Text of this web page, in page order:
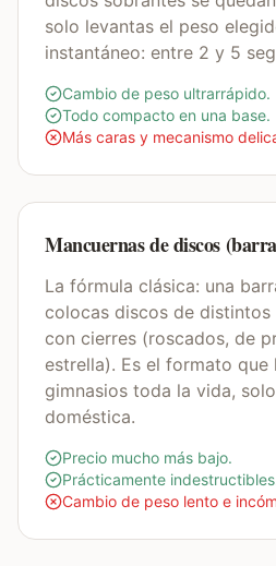
solo levantas el peso
instantáneo: entre 2 y 5
Cambio de peso ultrarrápido.
Todo compacto en una base.
Más caras y mecanismo
Mancuernas de discos
La fórmula clásica: una
colocas discos de
con cierres (roscados, de
estrella). Es el formato que
gimnasios toda la vida,
doméstica.
Precio mucho más bajo.
Prácticamente
Cambio de peso lento e